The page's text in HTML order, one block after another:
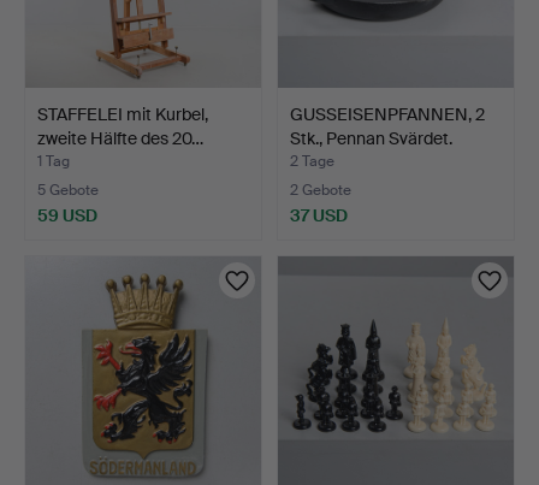
STAFFELEI mit Kurbel,
zweite Hälfte des 20…
1 Tag
5 Gebote
59 USD
GUSSEISENPFANNEN, 2
Stk., Pennan Svärdet.
2 Tage
2 Gebote
37 USD